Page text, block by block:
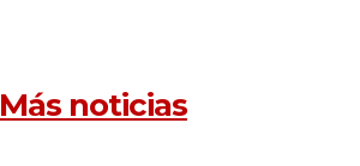
Más noticias